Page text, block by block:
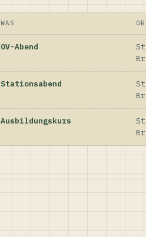
WAS
OV-Abend
Stationsabend
Ausbildungskurs